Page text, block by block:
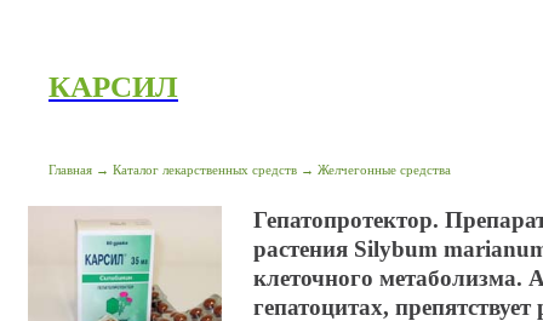
КАРСИЛ
Главная → Каталог лекарственных средств → Желчегонные средства
Гепатопротектор.
растения Silybum
клеточного метаболизма.
гепатоцитах,